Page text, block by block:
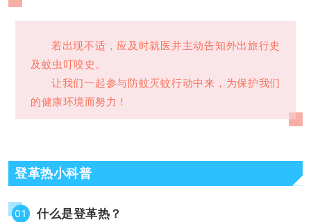
若出现不适，应及时就医并主动告知外出旅行史
及蚊虫叮咬史。
让我们一起参与防蚊灭蚊行动中来，为保护我们
的健康环境而努力！
登革热小科普
01 什么是登革热？